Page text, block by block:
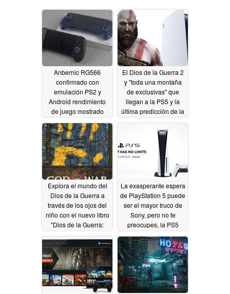
Anbernic RG566
confirmado con
emulación PS2 y
Android rendimiento
de juego mostrado
01/27/2024
El Dios de la Guerra 2
y "toda una montaña
de exclusivas" que
llegan a la PS5 y la
última predicción de la
PlayStation 5 podría
ser un fallo de
funcionamiento
09/10/2020
Explora el mundo del
Dios de la Guerra a
través de los ojos del
niño con el nuevo libro
"Dios de la Guerra:
Leyendas".
09/10/2020
La exasperante espera
de PlayStation 5 puede
ser el mayor truco de
Sony, pero no te
preocupes, la PS5
09/08/2020